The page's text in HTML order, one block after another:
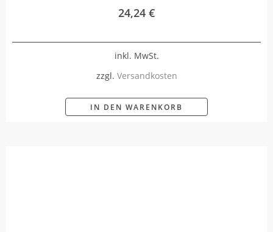
24,24 €
inkl. MwSt.
zzgl. Versandkosten
IN DEN WARENKORB